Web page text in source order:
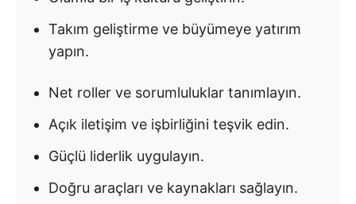
Takım geliştirme ve büyümeye yatırım
yapın.
Net roller ve sorumluluklar tanımlayın.
Açık iletişim ve işbirliğini teşvik edin.
Güçlü liderlik uygulayın.
Doğru araçları ve kaynakları sağlayın.